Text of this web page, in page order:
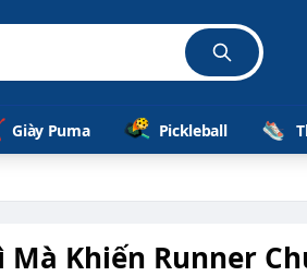
Giày Puma Pickleball
Mà Khiến Runner